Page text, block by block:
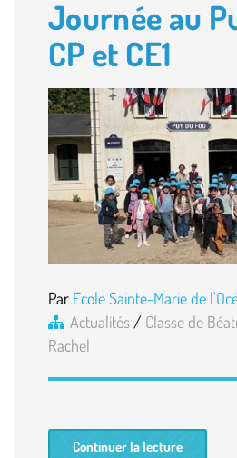
Journée au
CP et CE1
Par Ecole Sainte-Marie de
Actualités / Classe de
Rachel
Continuer la lecture